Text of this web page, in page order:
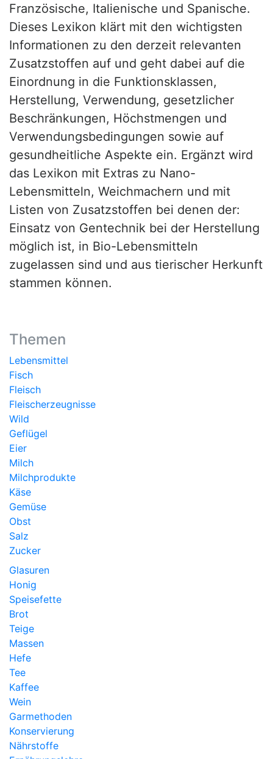
Französische, Italienische und Spanische.
Dieses Lexikon klärt mit den wichtigsten
Informationen zu den derzeit relevanten
Zusatzstoffen auf und geht dabei auf die
Einordnung in die Funktionsklassen,
Herstellung, Verwendung, gesetzlicher
Beschränkungen, Höchstmengen und
Verwendungsbedingungen sowie auf
gesundheitliche Aspekte ein. Ergänzt wird
das Lexikon mit Extras zu Nano-
Lebensmitteln, Weichmachern und mit
Listen von Zusatzstoffen bei denen der:
Einsatz von Gentechnik bei der Herstellung
möglich ist, in Bio-Lebensmitteln
zugelassen sind und aus tierischer Herkunft
stammen können.
Themen
Lebensmittel
Fisch
Fleisch
Fleischerzeugnisse
Wild
Geflügel
Eier
Milch
Milchprodukte
Käse
Gemüse
Obst
Salz
Zucker
Glasuren
Honig
Speisefette
Brot
Teige
Massen
Hefe
Tee
Kaffee
Wein
Garmethoden
Konservierung
Nährstoffe